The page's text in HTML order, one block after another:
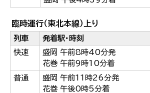
臨時運行（東北本線）上り
列車 発着駅・時刻
快速
盛岡 午前8時40分発
花巻 午前9時10分着
普通
盛岡 午前11時26分発
花巻 午後0時5分着